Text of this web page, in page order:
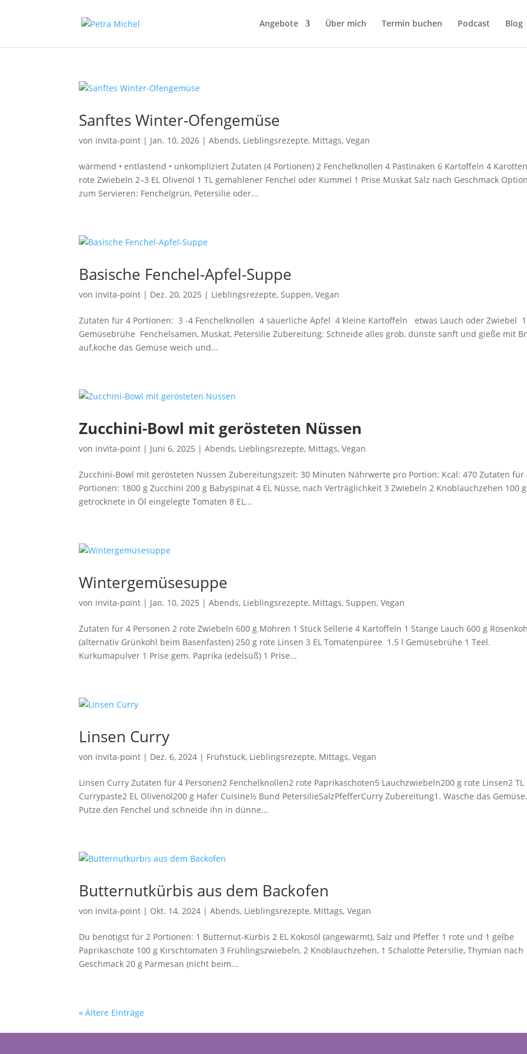
Angebote Über mich Termin buchen Podcast Blog
Sanftes Winter-Ofengemüse
von invita-point | Jan. 10, 2026 |Abends, Lieblingsrezepte, Mittags,Vegan
wärmend • entlastend • unkompliziert Zutaten (4 Portionen) 2 Fenchelknollen 4 Pastinaken 6 Kartoffeln 4
rote Zwiebeln 2–3 EL Olivenöl 1 TL gemahlener Fenchel oder Kümmel 1 Prise Muskat Salz nach Geschmack
zum Servieren: Fenchelgrün, Petersilie oder...
Basische Fenchel-Apfel-Suppe
von invita-point | Dez. 20, 2025 | Lieblingsrezepte,Suppen,Vegan
Zutaten für 4 Portionen: 3 -4 Fenchelknollen 4 säuerliche Äpfel 4 kleine Kartoffeln etwas Lauch oder Zwiebel
Gemüsebrühe Fenchelsamen, Muskat, Petersilie Zubereitung: Schneide alles grob, dünste sanft und gieße mit
auf,koche das Gemüse weich und...
Zucchini-Bowl mit gerösteten Nüssen
von invita-point | Juni 6, 2025 |Abends, Lieblingsrezepte, Mittags,Vegan
Zucchini-Bowl mit gerösteten Nüssen Zubereitungszeit: 30 Minuten Nährwerte pro Portion: Kcal: 470 Zutaten für
Portionen: 1800 g Zucchini 200 g Babyspinat 4 EL Nüsse, nach Verträglichkeit 3 Zwiebeln 2 Knoblauchzehen 100 g
getrocknete in Öl eingelegte Tomaten 8 EL...
Wintergemüsesuppe
von invita-point | Jan. 10, 2025 |Abends, Lieblingsrezepte, Mittags,Suppen,Vegan
Zutaten für 4 Personen 2 rote Zwiebeln 600 g Möhren 1 Stück Sellerie 4 Kartoffeln 1 Stange Lauch 600 g
(alternativ Grünkohl beim Basenfasten) 250 g rote Linsen 3 EL Tomatenpüree 1.5 l Gemüsebrühe 1 Teel.
Kurkumapulver 1 Prise gem. Paprika (edelsüß) 1 Prise...
Linsen Curry
von invita-point | Dez. 6, 2024 | Frühstück, Lieblingsrezepte, Mittags,Vegan
Linsen Curry Zutaten für 4 Personen2 Fenchelknollen2 rote Paprikaschoten5 Lauchzwiebeln200 g rote Linsen2 TL
Currypaste2 EL Olivenöl200 g Hafer Cuisine½ Bund PetersilieSalzPfefferCurry Zubereitung1. Wasche das
Putze den Fenchel und schneide ihn in dünne...
Butternutkürbis aus dem Backofen
von invita-point | Okt. 14, 2024 |Abends, Lieblingsrezepte, Mittags,Vegan
Du benötigst für 2 Portionen: 1 Butternut-Kürbis 2 EL Kokosöl (angewärmt), Salz und Pfeffer 1 rote und 1 gelbe
Paprikaschote 100 g Kirschtomaten 3 Frühlingszwiebeln, 2 Knoblauchzehen, 1 Schalotte Petersilie, Thymian nach
Geschmack 20 g Parmesan (nicht beim...
« Ältere Einträge